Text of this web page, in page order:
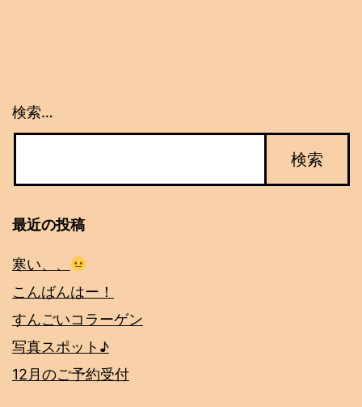
ョ
検索…
最近の投稿
寒い、、
こんばんはー！
すんごいコラーゲン
写真スポット♪
12月のご予約受付